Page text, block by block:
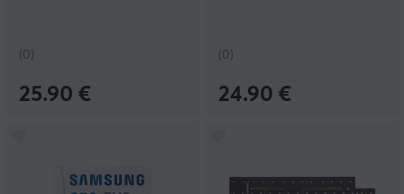
(0)
25.90 €
(0)
24.90 €